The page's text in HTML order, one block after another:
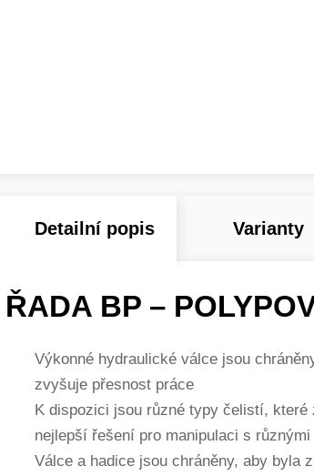
Detailní popis Varianty
ŘADA BP –
Výkonné hydraulické válce jsou
zvyšuje přesnost práce
K dispozici jsou různé typy čelistí,
nejlepší řešení pro manipulaci s
Válce a hadice jsou chráněny, aby byla